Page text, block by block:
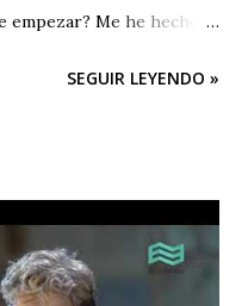
empezar? Me he hecho
la frase, la única, que
mi imaginación me
la misma necesidad la
que me dé la libertad y la
SEGUIR LEYENDO »